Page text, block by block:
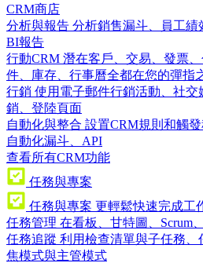
CRM商店
分析與報告 分析銷售漏斗、員工績
BI報告
行動CRM 潛在客戶、交易、發票
件、庫存、行事曆全都在您的彈指
行銷 使用電子郵件行銷活動、社
銷、登陸頁面
自動化與整合 設置CRM規則和觸
自動化漏斗、API
查看所有CRM功能
任務與專案
任務與專案 更輕鬆快速完成工
任務管理 在看板、甘特圖、Scrum
任務追蹤 利用檢查清單與子任務
焦模式與主管模式